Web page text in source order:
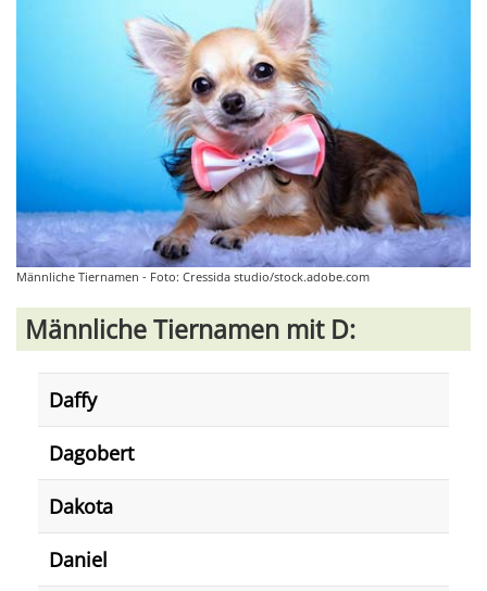
Männliche Tiernamen - Foto: Cressida studio/stock.adobe.com
Männliche Tiernamen mit D:
Daffy
Dagobert
Dakota
Daniel